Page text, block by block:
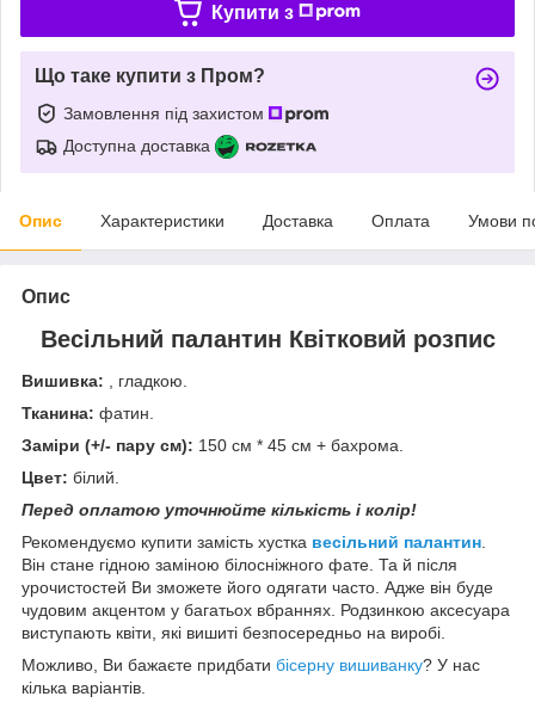
Купити з
Що таке купити з Пром?
Замовлення під захистом
Доступна доставка
Опис Характеристики Доставка Оплата Умови
Опис
Весільний палантин Квітковий розпис
Вишивка: , гладкою.
Тканина: фатин.
Заміри (+/- пару см): 150 см * 45 см + бахрома.
Цвет: білий.
Перед оплатою уточнюйте кількість і колір!
Рекомендуємо купити замість хустка весільний палантин.
Він стане гідною заміною білосніжного фате. Та й після
урочистостей Ви зможете його одягати часто. Адже він буде
чудовим акцентом у багатьох вбраннях. Родзинкою аксесуара
виступають квіти, які вишиті безпосередньо на виробі.
Можливо, Ви бажаєте придбати бісерну вишиванку? У нас
кілька варіантів.